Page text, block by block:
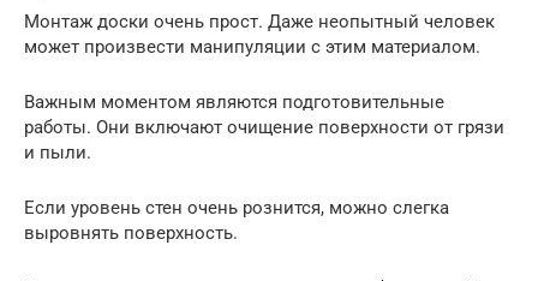
Монтаж доски очень прост. Даже неопытный человек
может произвести манипуляции с этим материалом.
Важным моментом являются подготовительные
работы. Они включают очищение поверхности от грязи
и пыли.
Если уровень стен очень рознится, можно слегка
выровнять поверхность.